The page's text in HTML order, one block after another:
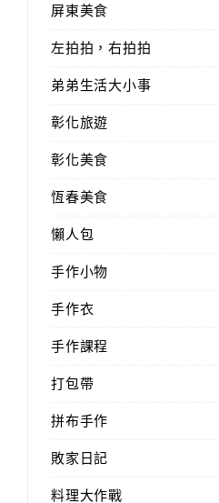
屏東美食
左拍拍，右拍拍
弟弟生活大小事
彰化旅遊
彰化美食
恆春美食
懶人包
手作小物
手作衣
手作課程
打包帶
拼布手作
敗家日記
料理大作戰